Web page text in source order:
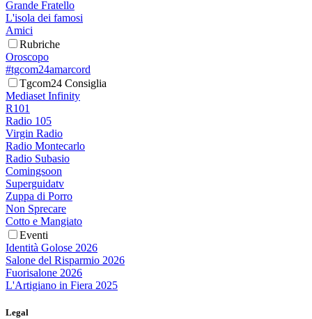
Grande Fratello
L'isola dei famosi
Amici
Rubriche
Oroscopo
#tgcom24amarcord
Tgcom24 Consiglia
Mediaset Infinity
R101
Radio 105
Virgin Radio
Radio Montecarlo
Radio Subasio
Comingsoon
Superguidatv
Zuppa di Porro
Non Sprecare
Cotto e Mangiato
Eventi
Identità Golose 2026
Salone del Risparmio 2026
Fuorisalone 2026
L'Artigiano in Fiera 2025
Legal